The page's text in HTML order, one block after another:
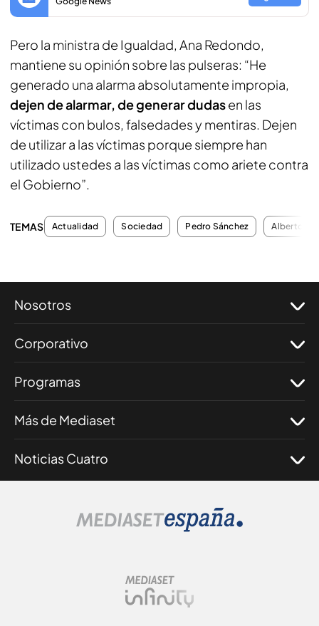
Pero la ministra de Igualdad, Ana Redondo,
mantiene su opinión sobre las pulseras: “He
generado una alarma absolutamente impropia,
dejen de alarmar, de generar dudasen las
víctimas con bulos, falsedades y mentiras. Dejen
de utilizar a las víctimas porque siempre han
utilizado ustedes a las víctimas como ariete contra
el Gobierno”.
TEMAS Actualidad Sociedad Pedro Sánchez Alberto
Nosotros
Corporativo
Programas
Más de Mediaset
Noticias Cuatro